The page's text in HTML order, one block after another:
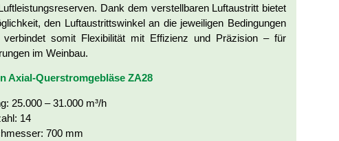
Dank dem verstellbaren Luftaustritt bietet
den Luftaustrittswinkel an die jeweiligen Bedingungen
verbindet somit Flexibilität mit Effizienz und Präzision – für
im Weinbau.
Axial-Querstromgebläse ZA28
25.000 – 31.000 m³/h
14
700 mm